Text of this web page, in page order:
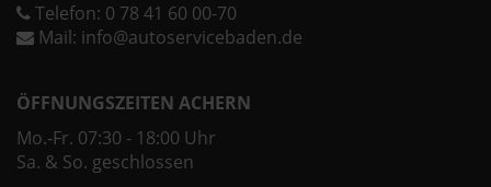
Telefon: 0 78 41 60 00-70
Mail: info@autoservicebaden.de
ÖFFNUNGSZEITEN ACHERN
Mo.-Fr. 07:30 - 18:00 Uhr
Sa. & So. geschlossen